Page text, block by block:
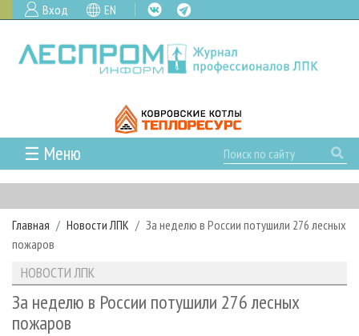
Вход EN
☰ Меню
ГЛАВНАЯ
РУБРИКИ И ТЕМЫ
РУБРИКИ ЖУРНАЛА
ЛЕСОЗАГОТОВКА
ЛЕСОПИЛЕНИЕ
НОВОСТИ
НОВОСТИ ЛПК
НОВОСТИ ЖУРНАЛА
ПРОЕКТЫ ЛПИ
АНАЛИТИКА
ПРЕДПРИЯТИЯ ЛПК
АРХИВ ЖУРНАЛОВ
О ЖУРНАЛЕ
Главная Новости ЛПК
За неделю в России потушили 276 лесных
пожаров
НОВОСТИ ЛПК
За неделю в России потушили 276 лесных
пожаров